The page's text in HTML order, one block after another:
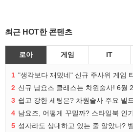
최근 HOT한 콘텐츠
로아 게임 IT
1 "생각보다 재밌네" 신규 주사위 게임
2 신규 남요즈 클래스는 차원술사! 6월
3 쉽고 강한 세팅은? 차원술사 주요 빌
4 남요즈, 어떻게 꾸밀까? 스타일북 인
5 성자라도 상대하고 있는 줄 알았나?